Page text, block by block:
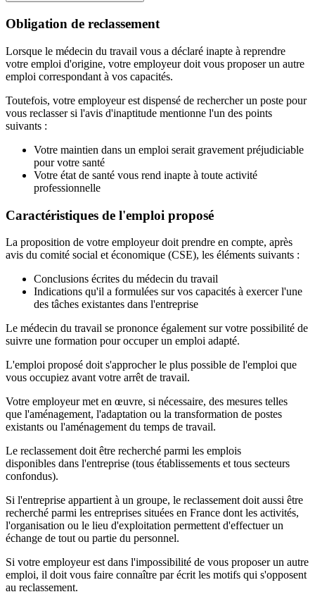
Obligation de reclassement
Lorsque le médecin du travail vous a déclaré inapte à reprendre
votre emploi d'origine, votre employeur doit vous proposer un autre
emploi correspondant à vos capacités.
Toutefois, votre employeur est dispensé de rechercher un poste pour
vous reclasser si l'avis d'inaptitude mentionne l'un des points
suivants :
Votre maintien dans un emploi serait gravement préjudiciable
pour votre santé
Votre état de santé vous rend inapte à toute activité
professionnelle
Caractéristiques de l'emploi proposé
La proposition de votre employeur doit prendre en compte, après
avis du comité social et économique (CSE), les éléments suivants :
Conclusions écrites du médecin du travail
Indications qu'il a formulées sur vos capacités à exercer l'une
des tâches existantes dans l'entreprise
Le médecin du travail se prononce également sur votre possibilité de
suivre une formation pour occuper un emploi adapté.
L'emploi proposé doit s'approcher le plus possible de l'emploi que
vous occupiez avant votre arrêt de travail.
Votre employeur met en œuvre, si nécessaire, des mesures telles
que l'aménagement, l'adaptation ou la transformation de postes
existants ou l'aménagement du temps de travail.
Le reclassement doit être recherché parmi les emplois
disponibles dans l'entreprise (tous établissements et tous secteurs
confondus).
Si l'entreprise appartient à un groupe, le reclassement doit aussi être
recherché parmi les entreprises situées en France dont les activités,
l'organisation ou le lieu d'exploitation permettent d'effectuer un
échange de tout ou partie du personnel.
Si votre employeur est dans l'impossibilité de vous proposer un autre
emploi, il doit vous faire connaître par écrit les motifs qui s'opposent
au reclassement.